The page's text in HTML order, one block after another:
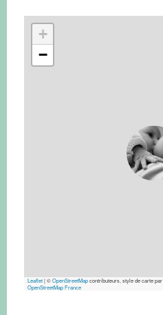
+
−
Leaflet|©OpenStreetMapcontributeurs, style de carte par
OpenStreetMap France